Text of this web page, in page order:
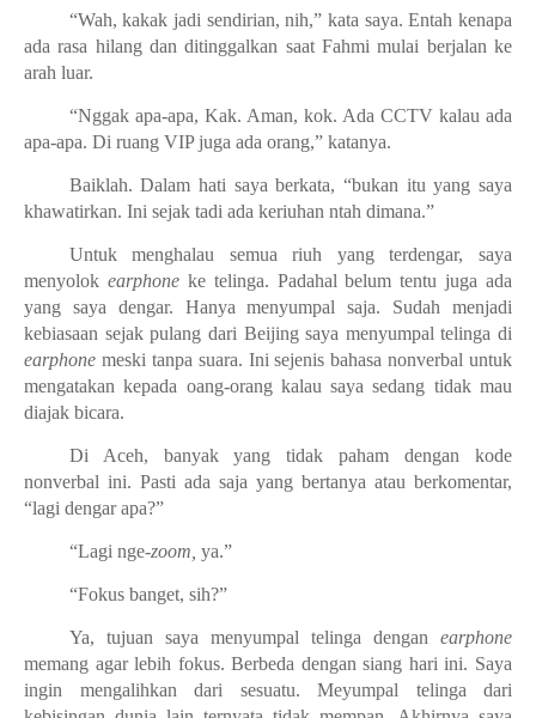
“Wah, kakak jadi sendirian, nih,” kata saya. Entah kenapa
ada rasa hilang dan ditinggalkan saat Fahmi mulai berjalan ke
arah luar.
“Nggak apa-apa, Kak. Aman, kok. Ada CCTV kalau ada
apa-apa. Di ruang VIP juga ada orang,” katanya.
Baiklah. Dalam hati saya berkata, “bukan itu yang saya
khawatirkan. Ini sejak tadi ada keriuhan ntah dimana.”
Untuk menghalau semua riuh yang terdengar, saya
menyolok earphone ke telinga. Padahal belum tentu juga ada
yang saya dengar. Hanya menyumpal saja. Sudah menjadi
kebiasaan sejak pulang dari Beijing saya menyumpal telinga di
earphone meski tanpa suara. Ini sejenis bahasa nonverbal untuk
mengatakan kepada oang-orang kalau saya sedang tidak mau
diajak bicara.
Di Aceh, banyak yang tidak paham dengan kode
nonverbal ini. Pasti ada saja yang bertanya atau berkomentar,
“lagi dengar apa?”
“Lagi nge-zoom, ya.”
“Fokus banget, sih?”
Ya, tujuan saya menyumpal telinga dengan earphone
memang agar lebih fokus. Berbeda dengan siang hari ini. Saya
ingin mengalihkan dari sesuatu. Meyumpal telinga dari